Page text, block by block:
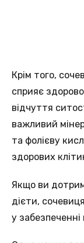
Крім того,
сприяє
відчуття
важливий
та фолієву
здорових
Якщо ви
дієти,
у